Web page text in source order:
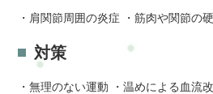
・肩関節周囲の炎症 ・筋肉や関節の
対策
・無理のない運動 ・温めによる血流